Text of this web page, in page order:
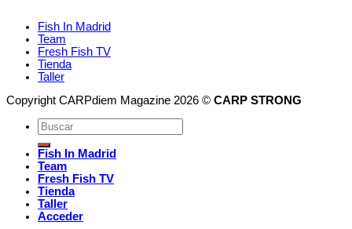
Fish In Madrid
Team
Fresh Fish TV
Tienda
Taller
Copyright CARPdiem Magazine 2026 © CARP STRONG
Fish In Madrid
Team
Fresh Fish TV
Tienda
Taller
Acceder